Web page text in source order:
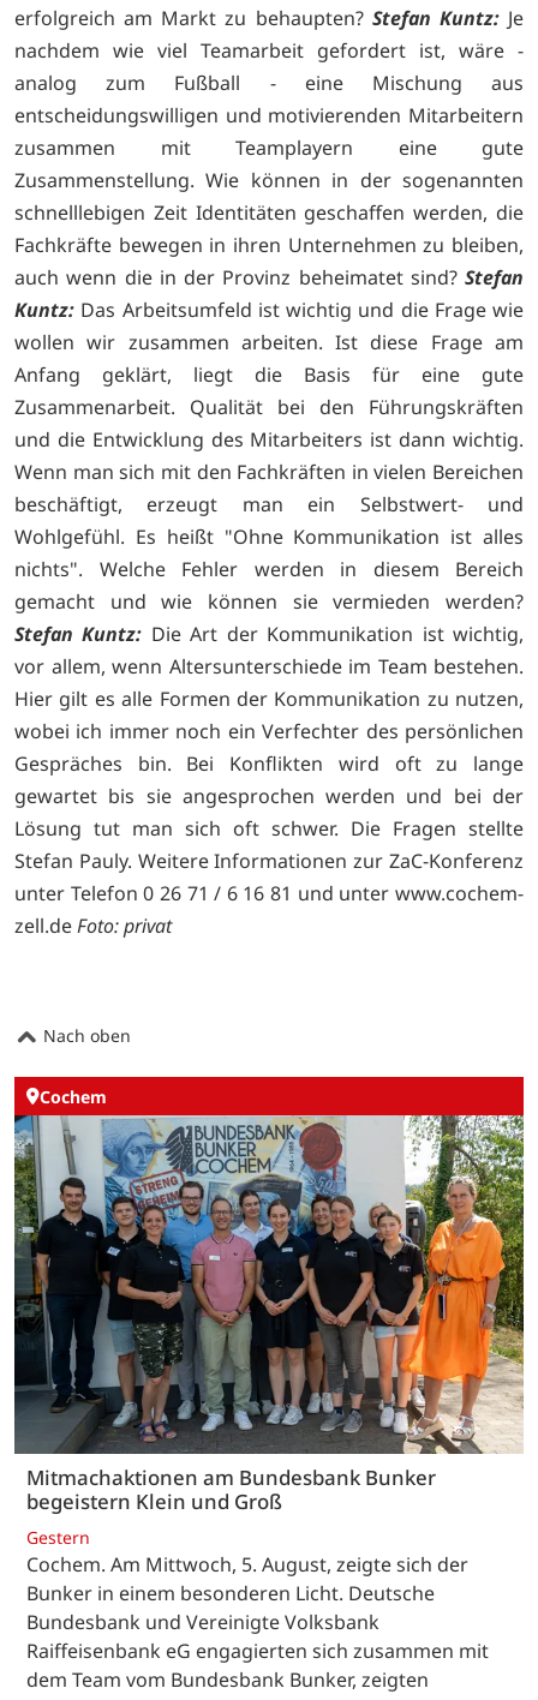
erfolgreich am Markt zu behaupten? Stefan Kuntz:Je
nachdem wie viel Teamarbeit gefordert ist, wäre -
analog zum Fußball - eine Mischung aus
entscheidungswilligen und motivierenden Mitarbeitern
zusammen mit Teamplayern eine gute
Zusammenstellung. Wie können in der sogenannten
schnelllebigen Zeit Identitäten geschaffen werden, die
Fachkräfte bewegen in ihren Unternehmen zu bleiben,
auch wenn die in der Provinz beheimatet sind? Stefan
Kuntz: Das Arbeitsumfeld ist wichtig und die Frage wie
wollen wir zusammen arbeiten. Ist diese Frage am
Anfang geklärt, liegt die Basis für eine gute
Zusammenarbeit. Qualität bei den Führungskräften
und die Entwicklung des Mitarbeiters ist dann wichtig.
Wenn man sich mit den Fachkräften in vielen Bereichen
beschäftigt, erzeugt man ein Selbstwert- und
Wohlgefühl. Es heißt "Ohne Kommunikation ist alles
nichts". Welche Fehler werden in diesem Bereich
gemacht und wie können sie vermieden werden?
Stefan Kuntz: Die Art der Kommunikation ist wichtig,
vor allem, wenn Altersunterschiede im Team bestehen.
Hier gilt es alle Formen der Kommunikation zu nutzen,
wobei ich immer noch ein Verfechter des persönlichen
Gespräches bin. Bei Konflikten wird oft zu lange
gewartet bis sie angesprochen werden und bei der
Lösung tut man sich oft schwer. Die Fragen stellte
Stefan Pauly. Weitere Informationen zur ZaC-Konferenz
unter Telefon 0 26 71 / 6 16 81 und unter www.cochem-
zell.deFoto: privat
Nach oben
Cochem
Mitmachaktionen am Bundesbank Bunker
begeistern Klein und Groß
Gestern
Cochem. Am Mittwoch, 5. August, zeigte sich der
Bunker in einem besonderen Licht. Deutsche
Bundesbank und Vereinigte Volksbank
Raiffeisenbank eG engagierten sich zusammen mit
dem Team vom Bundesbank Bunker, zeigten